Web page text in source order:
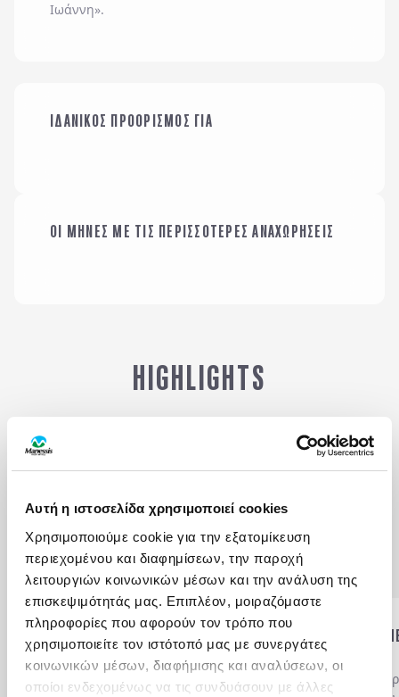
Αυτή η ιστοσελίδα χρησιμοποιεί cookies
Χρησιμοποιούμε cookie για την εξατομίκευση
περιεχομένου και διαφημίσεων, την παροχή
λειτουργιών κοινωνικών μέσων και την ανάλυση της
επισκεψιμότητάς μας. Επιπλέον, μοιραζόμαστε
πληροφορίες που αφορούν τον τρόπο που
χρησιμοποιείτε τον ιστότοπό μας με συνεργάτες
κοινωνικών μέσων, διαφήμισης και αναλύσεων, οι
οποίοι ενδεχομένως να τις συνδυάσουν με άλλες
Ιωάννη».
ΙΔΑΝΙΚΟΣ ΠΡΟΟΡΙΣΜΟΣ ΓΙΑ
ΟΙΚΟΓΕΝΕΙΑ ΜΕ
ΠΑΙΔΙΑ
ΟΙ ΜΗΝΕΣ ΜΕ ΤΙΣ ΠΕΡΙΣΣΟΤΕΡΕΣ ΑΝΑΧΩΡΗΣΕΙΣ
ΙΑΝΟΥΑΡΙΟΣ
HIGHLIGHTS
Αξιοθέατα Γαστρονομία
Δραστηριότητες Πότε να πάτε
ΣΥΝ - ΚΑΘΕΔΡΙΚΟΣ ΝΑΟΣ ΤΟΥ
ΑΓΙΟΥ ΙΩΑΝΝΗ
Η καρδιά της πόλης είναιο
ΤΟ ΑΝΑΚΤΟΡΟ ΤΟΥ
ΜΑΓΙΣΤΡΟΥ
Το απέραντο